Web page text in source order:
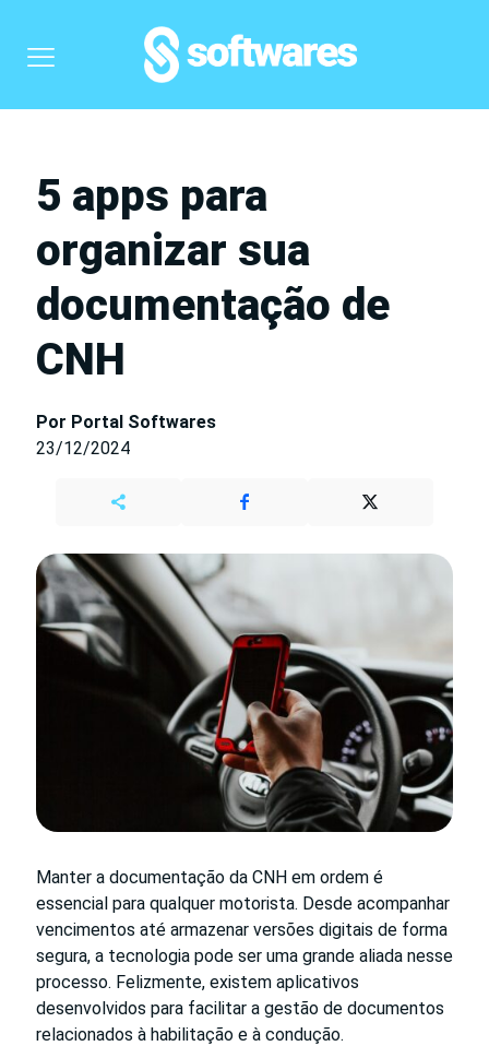
5 apps para
organizar sua
documentação de
CNH
Por Portal Softwares
23/12/2024
Manter a documentação da CNH em ordem é
essencial para qualquer motorista. Desde acompanhar
vencimentos até armazenar versões digitais de forma
segura, a tecnologia pode ser uma grande aliada nesse
processo. Felizmente, existem aplicativos
desenvolvidos para facilitar a gestão de documentos
relacionados à habilitação e à condução.